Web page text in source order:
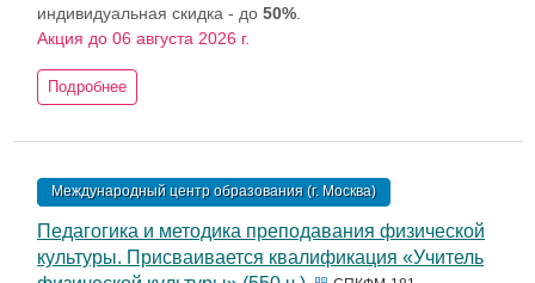
индивидуальная скидка - до 50%
Акция до 06 августа 2026 г.
Подробнее
Международный центр образования (г. Москва)
Педагогика и методика преподавания физической
культуры. Присваивается квалификация «Учитель